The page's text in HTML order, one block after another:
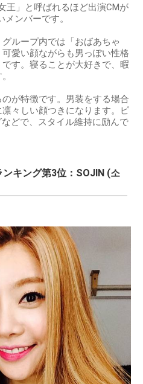
王」と呼ばれるほど出演CMが
ンバーです。
ループ内では「おばあちゃ
愛い顔ながらも男っぽい性格
す。寝ることが大好きで、暇
が特徴です。男装をする場合
々しい顔つきになります。ピ
どで、スタイル維持に励んで
ンキング第3位：SOJIN (소